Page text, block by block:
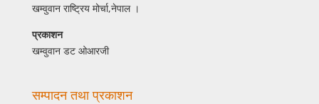
खम्वुवान राष्ट्रिय मोर्चा,नेपाल ।
प्रकाशन
खम्वुवान डट ओआरजी
सम्पादन तथा प्रकाशन